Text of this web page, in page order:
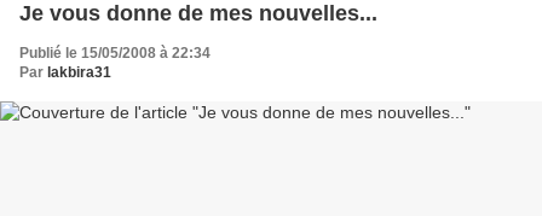
Je vous donne de mes nouvelles...
Publié le 15/05/2008 à 22:34
Par lakbira31